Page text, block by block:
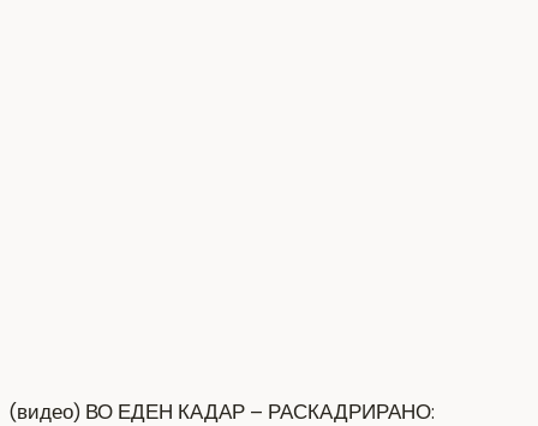
(видео) ВО ЕДЕН КАДАР – РАСКАДРИРАНО: